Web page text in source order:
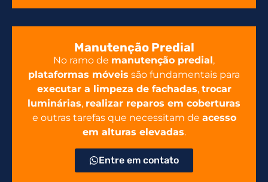
Manutenção Predial
No ramo de manutenção predial,
plataformas móveis são fundamentais para
executar a limpeza de fachadas, trocar
luminárias, realizar reparos em coberturas
e outras tarefas que necessitam de acesso
em alturas elevadas.
Entre em contato